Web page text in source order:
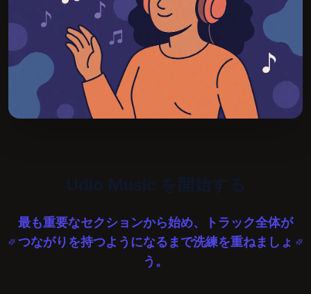
Udio Music を開始する
最も重要なセクションから始め、トラック全体が
つながりを持つようになるまで洗練を重ねましょ
う。